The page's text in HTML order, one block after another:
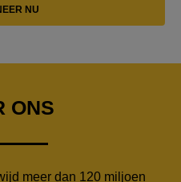
NU
ONS
meer dan 120 miljoen